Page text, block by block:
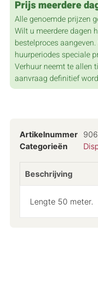
Prijs meerdere
Alle genoemde prijzen
Wilt u meerdere dagen
bestelproces
huurperiodes speciale
Verhuur neemt te allen
aanvraag definitief
Artikelnummer
Categorieën
Beschrijving
Lengte 50 meter.